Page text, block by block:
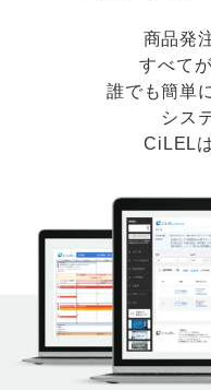
商品発
すべて
誰でも簡単
シス
CiLEL